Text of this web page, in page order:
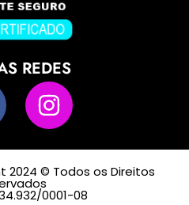
REDES
2024 © Todos os Direitos
0001-08